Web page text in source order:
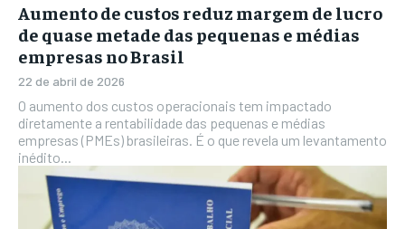
Aumento de custos reduz margem de lucro
de quase metade das pequenas e médias
empresas no Brasil
22 de abril de 2026
O aumento dos custos operacionais tem impactado
diretamente a rentabilidade das pequenas e médias
empresas (PMEs) brasileiras. É o que revela um levantamento
inédito...